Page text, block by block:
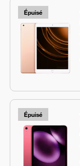
Épuisé
Épuisé